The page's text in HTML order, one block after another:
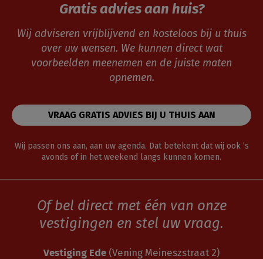
Gratis advies aan huis?
Wij adviseren vrijblijvend en kosteloos bij u thuis
over uw wensen. We kunnen direct wat
voorbeelden meenemen en de juiste maten
opnemen.
VRAAG GRATIS ADVIES BIJ U THUIS AAN
Wij passen ons aan, aan uw agenda. Dat betekent dat wij ook ’s
avonds of in het weekend langs kunnen komen.
Of bel direct met één van onze
vestigingen en stel uw vraag.
Vestiging Ede (Vening Meineszstraat 2)